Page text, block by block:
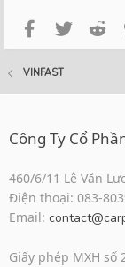
FacebookTwitter
VINFAST
Công Ty Cổ
460/6/11 Lê Văn
Điện thoại: 083-
Email:
Giấy phép MXH số